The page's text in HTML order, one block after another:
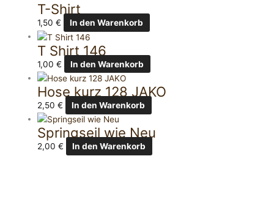
T-Shirt
1,50€ In den Warenkorb
T Shirt 146
1,00€ In den Warenkorb
Hose kurz 128 JAKO
2,50€ In den Warenkorb
Springseil wie Neu
2,00€ In den Warenkorb